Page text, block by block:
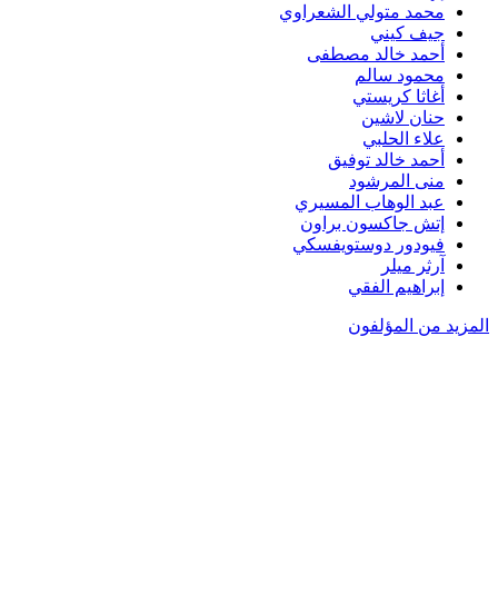
محمد متولي الشعراوي
جيف كيني
أحمد خالد مصطفى
محمود سالم
أغاثا كريستي
حنان لاشين
علاء الحلبي
أحمد خالد توفيق
منى المرشود
عبد الوهاب المسيري
إتش جاكسون براون
فيودور دوستويفسكي
آرثر ميلر
إبراهيم الفقي
المزيد من المؤلفون